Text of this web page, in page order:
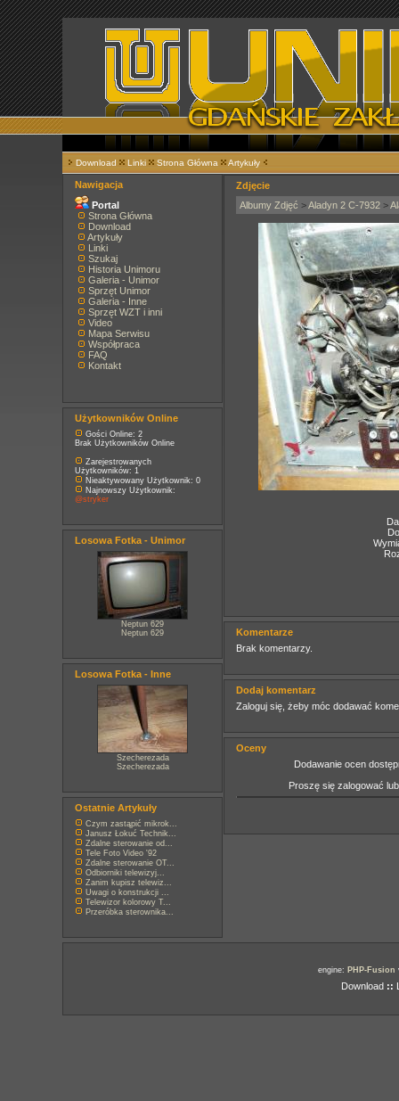
Download Linki Strona Główna Artykuły
Nawigacja
Portal
Strona Główna
Download
Artykuły
Linki
Szukaj
Historia Unimoru
Galeria - Unimor
Sprzęt Unimor
Galeria - Inne
Sprzęt WZT i inni
Video
Mapa Serwisu
Współpraca
FAQ
Kontakt
Użytkowników Online
Gości Online: 2
Brak Użytkowników Online
Zarejestrowanych
Użytkowników: 1
Nieaktywowany Użytkownik: 0
Najnowszy Użytkownik:
@stryker
Losowa Fotka - Unimor
Neptun 629
Neptun 629
Losowa Fotka - Inne
Szecherezada
Szecherezada
Ostatnie Artykuły
Czym zastąpić mikrok...
Janusz Łokuć Technik...
Zdalne sterowanie od...
Tele Foto Video '92
Zdalne sterowanie OT...
Odbiorniki telewizyj...
Zanim kupisz telewiz...
Uwagi o konstrukcji ...
Telewizor kolorowy T...
Przeróbka sterownika...
Zdjęcie
Albumy Zdjęć >Aladyn 2 C-7932 >
Komentarze
Brak komentarzy.
Dodaj komentarz
Zaloguj się, żeby móc dodawać
Oceny
Dodawanie ocen
Proszę się zalogować
engine: PHP-Fusion
Download ::